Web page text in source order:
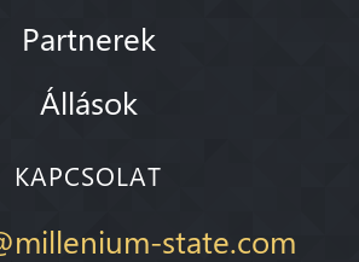
Partnerek
Állások
KAPCSOLAT
state.com